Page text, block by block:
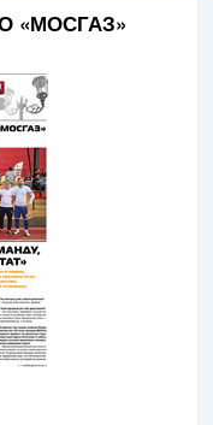
«МОСГАЗ»